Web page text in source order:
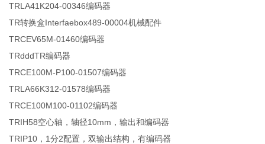
TRLA41K204-00346编码器
TR转换盒Interfaebox489-00004机械配件
TRCEV65M-01460编码器
TRdddTR编码器
TRCE100M-P100-01507编码器
TRLA66K312-01578编码器
TRCE100M100-01102编码器
TRIH58空心轴，轴径10mm，输出和编码器
TRIP10，1分2配置，双输出结构，有编码器